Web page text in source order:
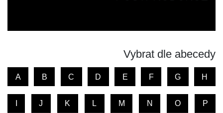
Vybrat dle abecedy
A B C D E F G H
J K L M N O P